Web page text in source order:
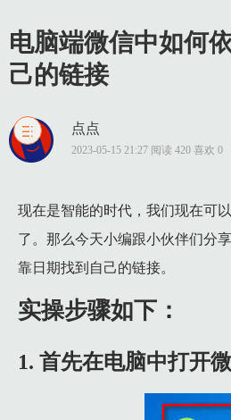
电脑端微信中如何
己的链接
点点
2023-05-15 21:27 阅读 420 喜欢 0
现在是智能的时代，我们现在可
了。那么今天小编跟小伙伴们分
靠日期找到自己的链接。
实操步骤如下：
1. 首先在电脑中打开微
1 实操步骤如下：
1.2 2. 在登陆窗口中我们点击“登
1.3 3. 进入主界面之后我们点击
1.4 4. 然后我们点击“链接”选项。
1.5 5. 在链接的右侧都会显示相